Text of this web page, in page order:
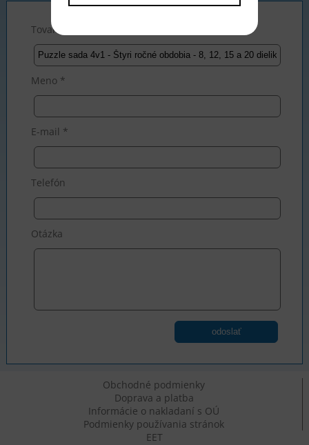
Tovar *
Meno *
E-mail *
Telefón
Otázka
odoslať
Obchodné podmienky
Doprava a platba
Informácie o nakladaní s OÚ
Podmienky používania stránok
EET